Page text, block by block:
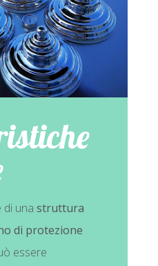
di una struttura
di protezione
essere